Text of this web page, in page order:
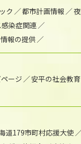
ク 都市計画情報
染症関連
報の提供
ージ 安平の社会教育
道179市町村応援大使